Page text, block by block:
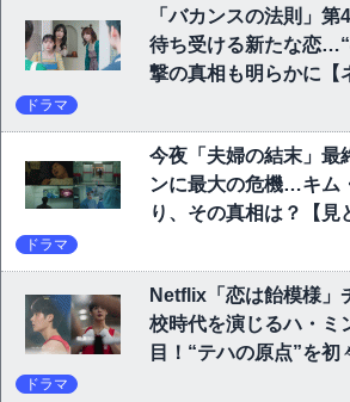
「バカンスの法則」
待ち受ける新たな恋
撃の真相も明らかに【
ドラマ
今夜「夫婦の結末」
ンに最大の危機…キム
り、その真相は？【見
ドラマ
Netflix「恋は飴模様」
校時代を演じるハ・ミ
目！“テハの原点”を初
ドラマ